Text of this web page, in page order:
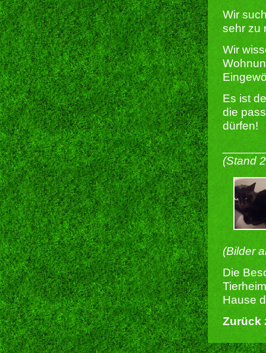
Wir
sehr zu
Wir
Es ist
die
dürfen!
(Stand
(Bilder
Die
Hause
Zurück